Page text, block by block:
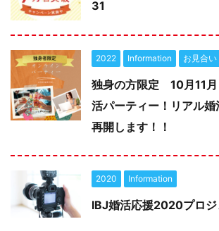
31
2022 Information お見合い
独身の方限定 10月11
活パーティー！リアル婚
再開します！！
2020 Information
IBJ婚活応援2020プロジ